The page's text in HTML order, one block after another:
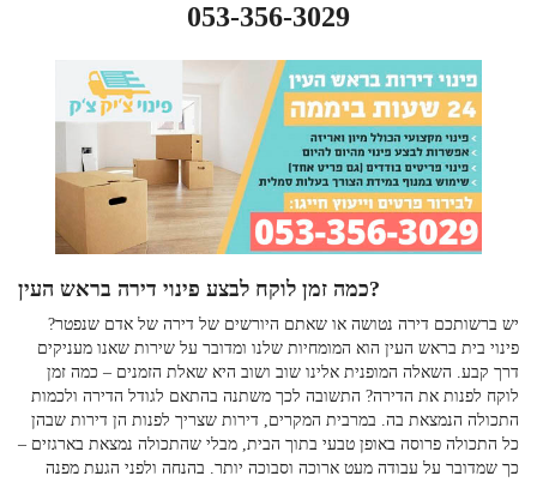
053-356-3029
כמה זמן לוקח לבצעפינוי דירה בראש העין?
יש ברשותכם דירה נטושה או שאתם היורשים של דירה של אדם שנפטר?
פינוי בית בראש העין הוא המומחיות שלנו ומדובר על שירות שאנו מעניקים
דרך קבע. השאלה המופנית אלינו שוב ושוב היא שאלת הזמנים – כמה זמן
לוקח לפנות את הדירה? התשובה לכך משתנה בהתאם לגודל הדירה ולכמות
התכולה הנמצאת בה. במרבית המקרים, דירות שצריך לפנות הן דירות שבהן
כל התכולה פרוסה באופן טבעי בתוך הבית, מבלי שהתכולה נמצאת בארגזים –
כך שמדובר על עבודה מעט ארוכה וסבוכה יותר. בהנחה ולפני הגעת מפנה